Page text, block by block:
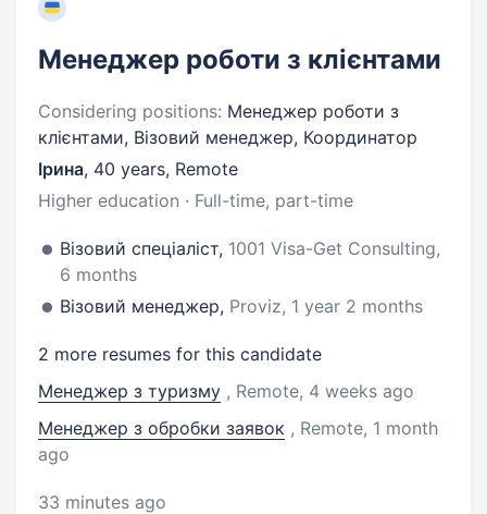
Менеджер роботи з клієнтами
Considering positions: Менеджер роботи з
клієнтами, Візовий менеджер, Координатор
Ірина, 40 years, Remote
Higher education · Full-time, part-time
Візовий спеціаліст, 1001 Visa-Get Consulting,
6 months
Візовий менеджер, Proviz, 1 year 2 months
2 more resumes for this candidate
Менеджер з туризму , Remote, 4 weeks ago
Менеджер з обробки заявок , Remote, 1 month
ago
33 minutes ago